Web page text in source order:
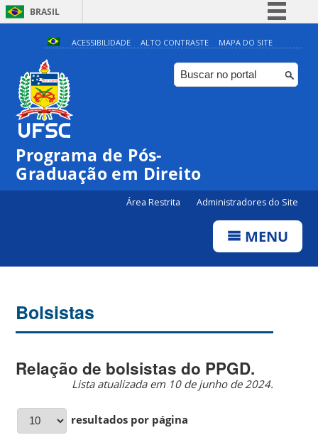
BRASIL
Simplifique!
Comunica BR
Participe
ACESSIBILIDADE ALTO CONTRASTE MAPA DO SITE
Programa de Pós-
Graduação em Direito
Área Restrita Administradores do Site
MENU
Bolsistas
Relação de bolsistas do PPGD.
Lista atualizada em 10 de junho de 2024.
resultados por página